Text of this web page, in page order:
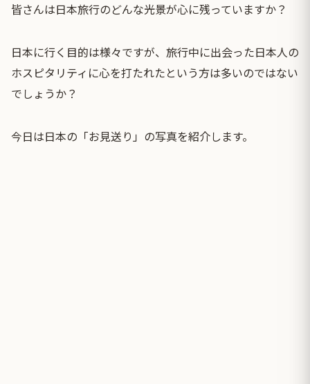
皆さんは日本旅行のどんな光景が心に残っていますか？
日本に行く目的は様々ですが、旅行中に出会った日本人の
ホスピタリティに心を打たれたという方は多いのではない
でしょうか？
今日は日本の「お見送り」の写真を紹介します。